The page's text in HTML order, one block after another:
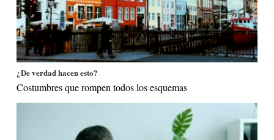
¿De verdad hacen esto?
Costumbres que rompen todos los esquemas